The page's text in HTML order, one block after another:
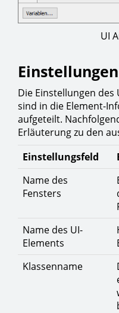
UI
Einstellungen
Die Einstellungen
sind in die Element-
aufgeteilt.
Erläuterung zu den
Einstellungsfeld
Name des
Fensters
Name des UI-
Elements
Klassenname